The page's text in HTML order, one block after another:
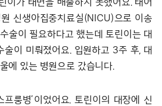
신생아집중치료실(NICU)으로 이송
술이 필요하다고 했는데 토린이는 대
술이 미뤄졌어요. 입원하고 3주 후, 대
에 있는 병원으로 갔습니다.
프룽병’이었어요. 토린이의 대장에 신